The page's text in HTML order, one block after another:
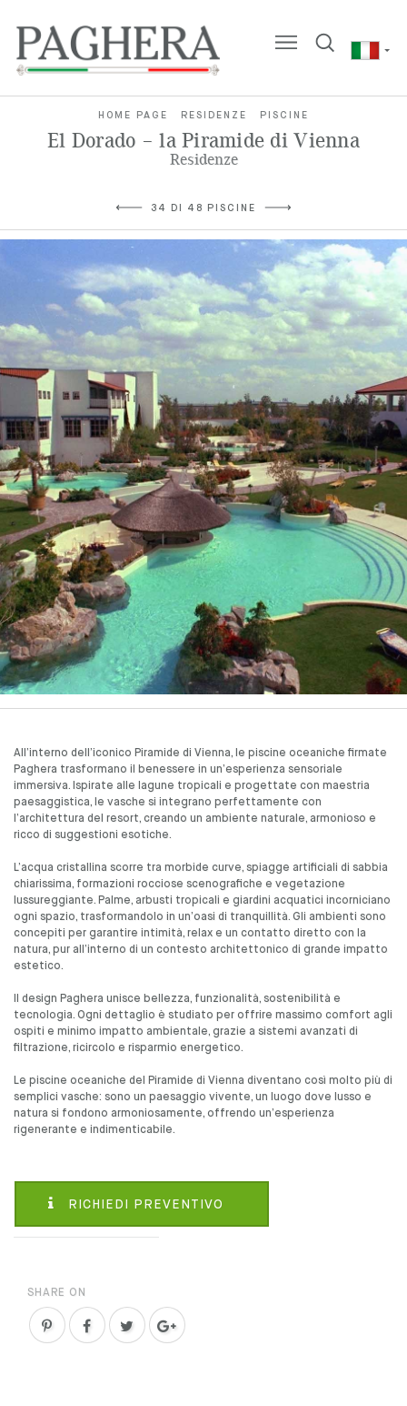
HOME PAGE RESIDENZE PISCINE
El Dorado – la Piramide di Vienna
Residenze
34 DI 48 PISCINE
All’interno dell’iconico Piramide di Vienna, le piscine oceaniche firmate
Paghera trasformano il benessere in un’esperienza sensoriale
immersiva. Ispirate alle lagune tropicali e progettate con maestria
paesaggistica, le vasche si integrano perfettamente con
l’architettura del resort, creando un ambiente naturale, armonioso e
ricco di suggestioni esotiche.
L’acqua cristallina scorre tra morbide curve, spiagge artificiali di sabbia
chiarissima, formazioni rocciose scenografiche e vegetazione
lussureggiante. Palme, arbusti tropicali e giardini acquatici incorniciano
ogni spazio, trasformandolo in un’oasi di tranquillità. Gli ambienti sono
concepiti per garantire intimità, relax e un contatto diretto con la
natura, pur all’interno di un contesto architettonico di grande impatto
estetico.
Il design Paghera unisce bellezza, funzionalità, sostenibilità e
tecnologia. Ogni dettaglio è studiato per offrire massimo comfort agli
ospiti e minimo impatto ambientale, grazie a sistemi avanzati di
filtrazione, ricircolo e risparmio energetico.
Le piscine oceaniche del Piramide di Vienna diventano così molto più di
semplici vasche: sono un paesaggio vivente, un luogo dove lusso e
natura si fondono armoniosamente, offrendo un’esperienza
rigenerante e indimenticabile.
RICHIEDI PREVENTIVO
SHARE ON